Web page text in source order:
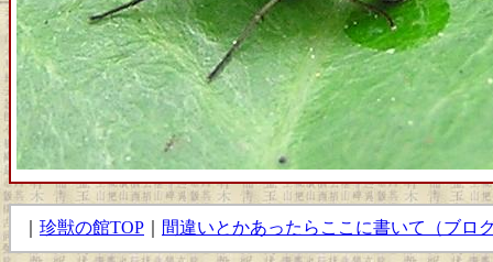
珍獣の館TOP 間違いとかあったらここに書いて（ブロ